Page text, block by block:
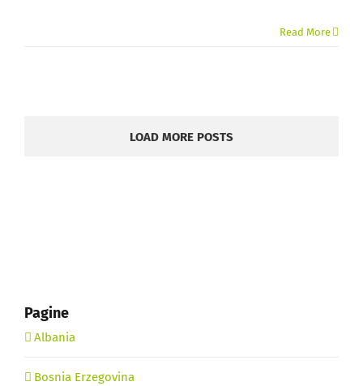
Read More
LOAD MORE POSTS
Pagine
Albania
Bosnia Erzegovina